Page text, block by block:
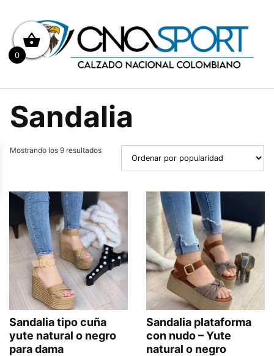
contenido
Sandalia
Mostrando los 9 resultados
Sandalia tipo cuña
yute natural o negro
para dama
Sandalia plataforma
con nudo – Yute
natural o negro
0